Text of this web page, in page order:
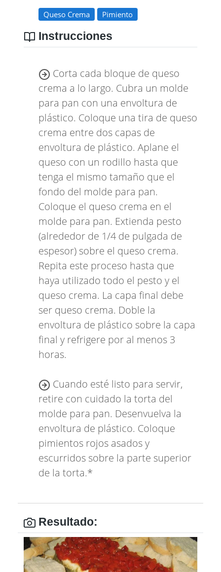
Queso Crema Pimiento
Instrucciones
Corta cada bloque de queso
crema a lo largo. Cubra un molde
para pan con una envoltura de
plástico. Coloque una tira de queso
crema entre dos capas de
envoltura de plástico. Aplane el
queso con un rodillo hasta que
tenga el mismo tamaño que el
fondo del molde para pan.
Coloque el queso crema en el
molde para pan. Extienda pesto
(alrededor de 1/4 de pulgada de
espesor) sobre el queso crema.
Repita este proceso hasta que
haya utilizado todo el pesto y el
queso crema. La capa final debe
ser queso crema. Doble la
envoltura de plástico sobre la capa
final y refrigere por al menos 3
horas.
Cuando esté listo para servir,
retire con cuidado la torta del
molde para pan. Desenvuelva la
envoltura de plástico. Coloque
pimientos rojos asados y
escurridos sobre la parte superior
de la torta.*
Resultado: